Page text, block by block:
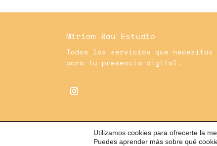
Miriam Bau Estudio
Todos los servicios que necesitas
para tu presencia digital.
Utilizamos cookies para ofrecerte la
Puedes aprender más sobre qué